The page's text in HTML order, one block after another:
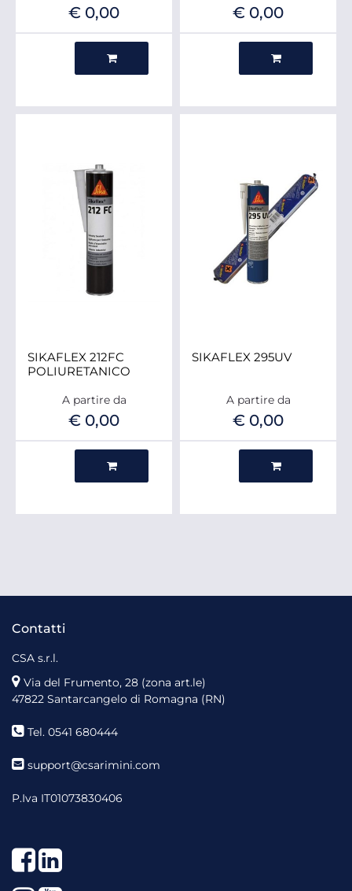
€ 0,00 € 0,00
SIKAFLEX 212FC
POLIURETANICO
A partire da
€ 0,00
SIKAFLEX 295UV
A partire da
€ 0,00
Contatti
CSA s.r.l.
Via del Frumento, 28 (zona art.le)
47822 Santarcangelo di Romagna (RN)
Tel. 0541 680444
support@csarimini.com
P.Iva IT01073830406
Facebook
LinkedIn